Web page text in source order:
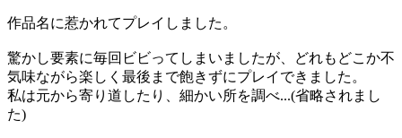
作品名に惹かれてプレイしました。
驚かし要素に毎回ビビってしまいましたが、どれもどこか不
気味ながら楽しく最後まで飽きずにプレイできました。
私は元から寄り道したり、細かい所を調べ...(省略されまし
た)